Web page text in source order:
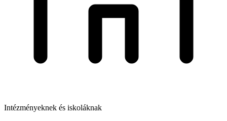
Intézményeknek és iskoláknak